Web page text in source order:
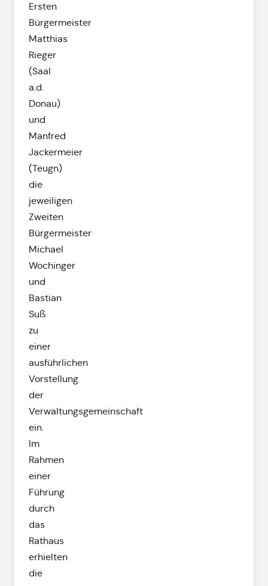
Ersten
Bürgermeister
Matthias
Rieger
(Saal
a.d.
Donau)
und
Manfred
Jackermeier
(Teugn)
die
jeweiligen
Zweiten
Bürgermeister
Michael
Wochinger
und
Bastian
Suß
zu
einer
ausführlichen
Vorstellung
der
Verwaltungsgemeinschaft
ein.
Im
Rahmen
einer
Führung
durch
das
Rathaus
erhielten
die